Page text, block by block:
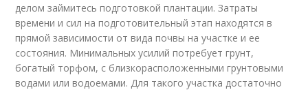
делом займитесь подготовкой плантации. Затраты
времени и сил на подготовительный этап находятся в
прямой зависимости от вида почвы на участке и ее
состояния. Минимальных усилий потребует грунт,
богатый торфом, с близкорасположенными грунтовыми
водами или водоемами. Для такого участка достаточно